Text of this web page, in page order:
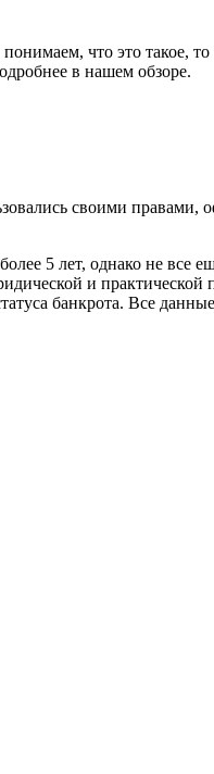
что это такое, то
в нашем обзоре.
своими
5 лет, однако не все
и
банкрота. Все